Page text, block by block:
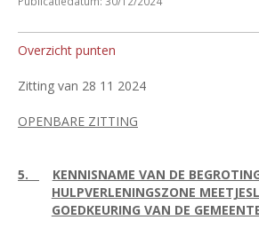
Overzicht punten
Zitting van 28 11 2024
OPENBARE ZITTING
5.
KENNISNAME VAN DE
HULPVERLENINGSZONE
GOEDKEURING VAN DE